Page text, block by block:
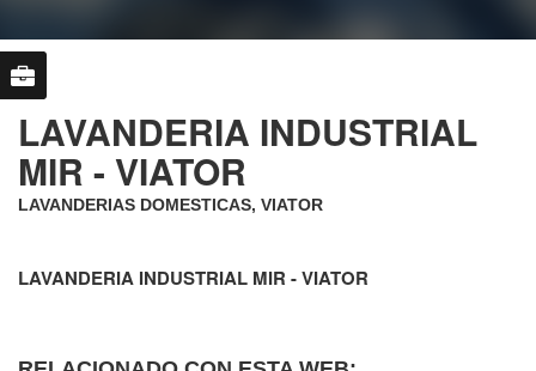
LAVANDERIA INDUSTRIAL
MIR - VIATOR
LAVANDERIAS DOMESTICAS, VIATOR
LAVANDERIA INDUSTRIAL MIR - VIATOR